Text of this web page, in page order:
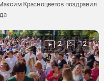
Красноцветов поздравил
2 12